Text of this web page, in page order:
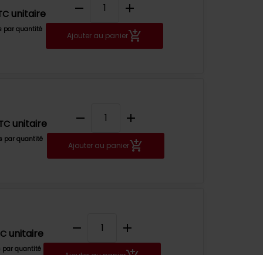
unitaire
par quantité
remove add
Ajouter au panier
unitaire
par quantité
remove add
Ajouter au panier
unitaire
par quantité
remove add